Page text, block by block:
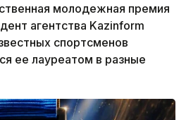
молодежная премия
агентства Kazinform
спортсменов
ее лауреатом в разные